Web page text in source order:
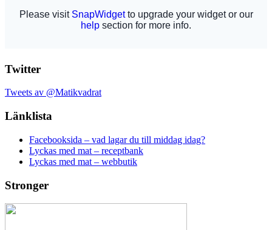
Twitter
Tweets av @Matikvadrat
Länklista
Facebooksida – vad lagar du till middag idag?
Lyckas med mat – receptbank
Lyckas med mat – webbutik
Stronger